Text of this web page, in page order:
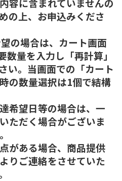
の上、お申込みくださ
の場合は、カート画面
量を入力し「再計算」
い。当画面での「カート
の数量選択は1個で結構
希望日等の場合は、一
ただく場合がございま
がある場合、商品提供
りご連絡をさせていた